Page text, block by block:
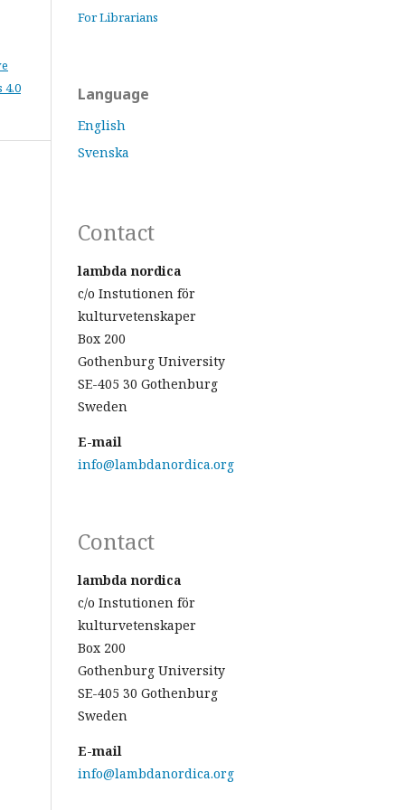
4.0
For Librarians
Language
English
Svenska
Contact
lambda nordica
c/o Instutionen för
kulturvetenskaper
Box 200
Gothenburg University
SE-405 30 Gothenburg
Sweden
E-mail
info@lambdanordica.org
Contact
lambda nordica
c/o Instutionen för
kulturvetenskaper
Box 200
Gothenburg University
SE-405 30 Gothenburg
Sweden
E-mail
info@lambdanordica.org